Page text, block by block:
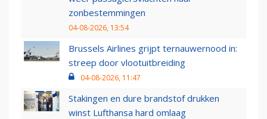
zonbestemmingen
04-08-2026, 13:54
Brussels Airlines grijpt ternauwernood in:
streep door vlootuitbreiding
04-08-2026, 11:47
Stakingen en dure brandstof drukken
winst Lufthansa hard omlaag